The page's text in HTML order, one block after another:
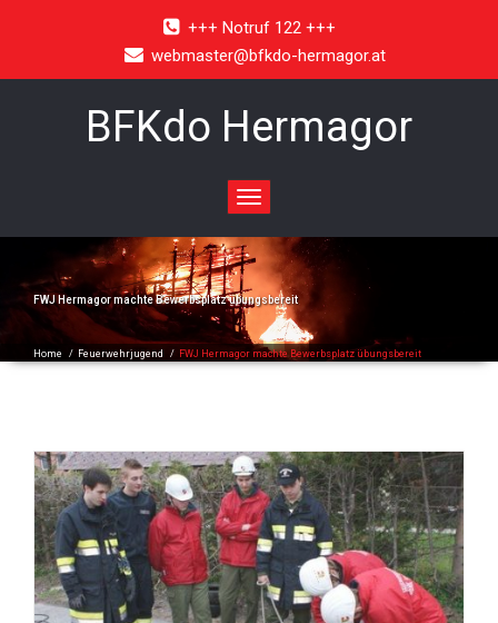
+++ Notruf 122 +++
webmaster@bfkdo-hermagor.at
BFKdo Hermagor
Toggle
navigation
FWJ Hermagor machte Bewerbsplatz übungsbereit
Home / Feuerwehrjugend / FWJ Hermagor machte Bewerbsplatz übungsbereit